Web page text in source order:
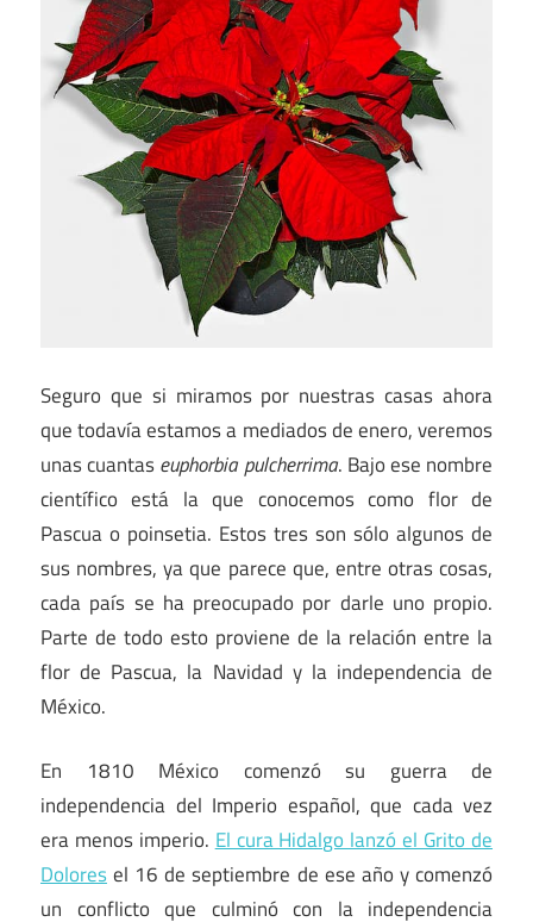
Seguro que si miramos por nuestras casas ahora
que todavía estamos a mediados de enero, veremos
unas cuantaseuphorbia pulcherrima. Bajo ese nombre
científico está la que conocemos como flor de
Pascua o poinsetia. Estos tres son sólo algunos de
sus nombres, ya que parece que, entre otras cosas,
cada país se ha preocupado por darle uno propio.
Parte de todo esto proviene de la relación entre la
flor de Pascua, la Navidad y la independencia de
México.
En 1810 México comenzó su guerra de
independencia del Imperio español, que cada vez
era menos imperio.El cura Hidalgo lanzó el Grito de
Doloresel 16 de septiembre de ese año y comenzó
un conflicto que culminó con la independencia